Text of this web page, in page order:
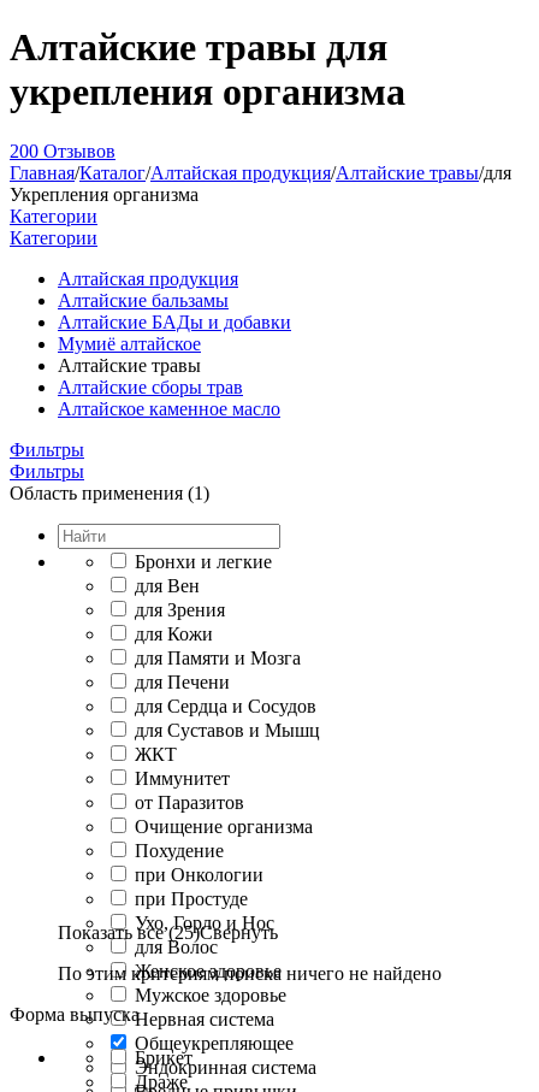
Алтайские травы для
укрепления организма
200 Отзывов
Главная/Каталог/Алтайская продукция/Алтайские травы/для
Укрепления организма
Категории
Категории
Алтайская продукция
Алтайские бальзамы
Алтайские БАДы и добавки
Мумиё алтайское
Алтайские травы
Алтайские сборы трав
Алтайское каменное масло
Фильтры
Фильтры
Область применения (1)
Бронхи и легкие
для Вен
для Зрения
для Кожи
для Памяти и Мозга
для Печени
для Сердца и Сосудов
для Суставов и Мышц
ЖКТ
Иммунитет
от Паразитов
Очищение организма
Похудение
при Онкологии
при Простуде
Ухо, Горло и Нос
для Волос
Женское здоровье
Мужское здоровье
Нервная система
Общеукрепляющее
Эндокринная система
Показать все (25)Свернуть
По этим критериям поиска ничего не найдено
Форма выпуска
Брикет
Драже